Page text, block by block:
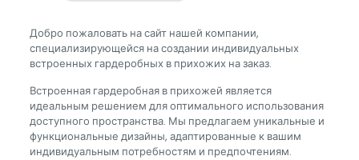
Добро пожаловать на сайт нашей компании,
специализирующейся на создании индивидуальных
встроенных гардеробных в прихожих на заказ.
Встроенная гардеробная в прихожей является
идеальным решением для оптимального использования
доступного пространства. Мы предлагаем уникальные и
функциональные дизайны, адаптированные к вашим
индивидуальным потребностям и предпочтениям.